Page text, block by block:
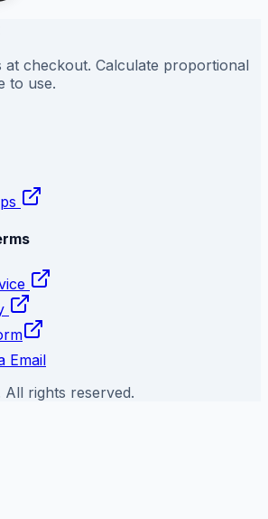
at checkout. Calculate proportional
to use.
Email
All rights reserved.